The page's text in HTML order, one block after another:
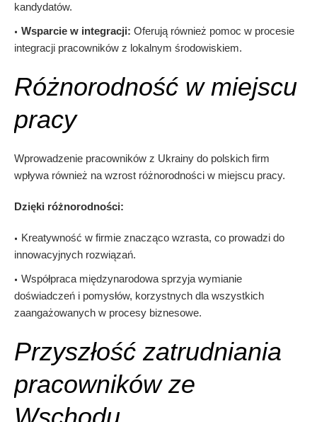
kandydatów.
Wsparcie w integracji: Oferują również pomoc w procesie
integracji pracowników z lokalnym środowiskiem.
Różnorodność w miejscu
pracy
Wprowadzenie pracowników z Ukrainy do polskich firm
wpływa również na wzrost różnorodności w miejscu pracy.
Dzięki różnorodności:
Kreatywność w firmie znacząco wzrasta, co prowadzi do
innowacyjnych rozwiązań.
Współpraca międzynarodowa sprzyja wymianie
doświadczeń i pomysłów, korzystnych dla wszystkich
zaangażowanych w procesy biznesowe.
Przyszłość zatrudniania
pracowników ze